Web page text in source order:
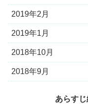
2019年2月
2019年1月
2018年10月
2018年9月
あらすじ